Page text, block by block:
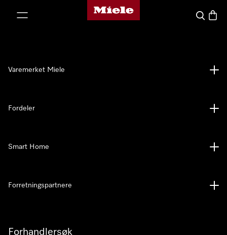
Mieles hjemmeside
Søk
Forhandlersøk
Varemerket Miele
Fordeler
Smart Home
Forretningspartnere